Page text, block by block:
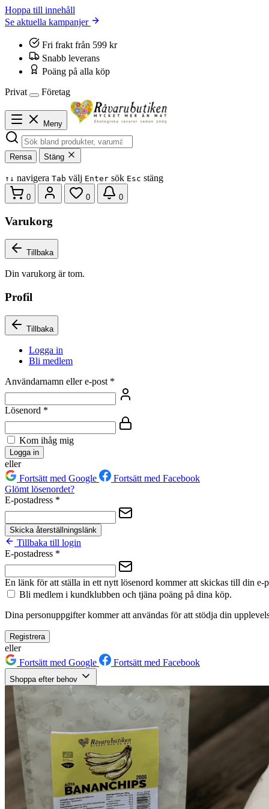
Hoppa till innehåll
Se aktuella kampanjer
Fri frakt från 599 kr
Snabb leverans
Poäng på alla köp
Privat
Företag
Meny
Rensa Stäng
↑ ↓ navigera Tab välj Enter sök Esc stäng
0 0 0
Varukorg
Tillbaka
Din varukorg är tom.
Profil
Tillbaka
Logga in
Bli medlem
Användarnamn eller e-post *
Lösenord *
Kom ihåg mig
Logga in
eller
Fortsätt med Google
Fortsätt med Facebook
Glömt lösenordet?
E-postadress *
Skicka återställningslänk
Tillbaka till login
E-postadress *
En länk för att ställa in ett nytt lösenord kommer att skickas till din e-
Bli medlem i kundklubben och tjäna poäng på dina köp.
Dina personuppgifter kommer att användas för att stödja din
Registrera
eller
Fortsätt med Google
Fortsätt med Facebook
Shoppa efter behov